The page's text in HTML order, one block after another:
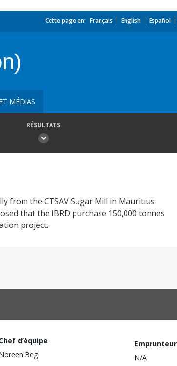
Cette page en: Français English Español
MÉDIAS
RÉSULTATS
from the CTSAV Sugar Mill in Mauritius
that the IBRD purchase 150,000 tonnes
project.
Chef d’équipe
Noreen Beg
Emprunteur
N/A